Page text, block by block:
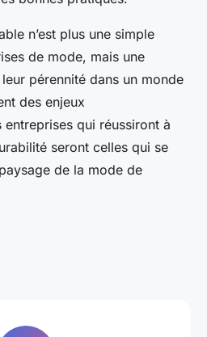
n’est plus une simple
de mode, mais une
pérennité dans un monde
des enjeux
qui réussiront à
seront celles qui se
de la mode de